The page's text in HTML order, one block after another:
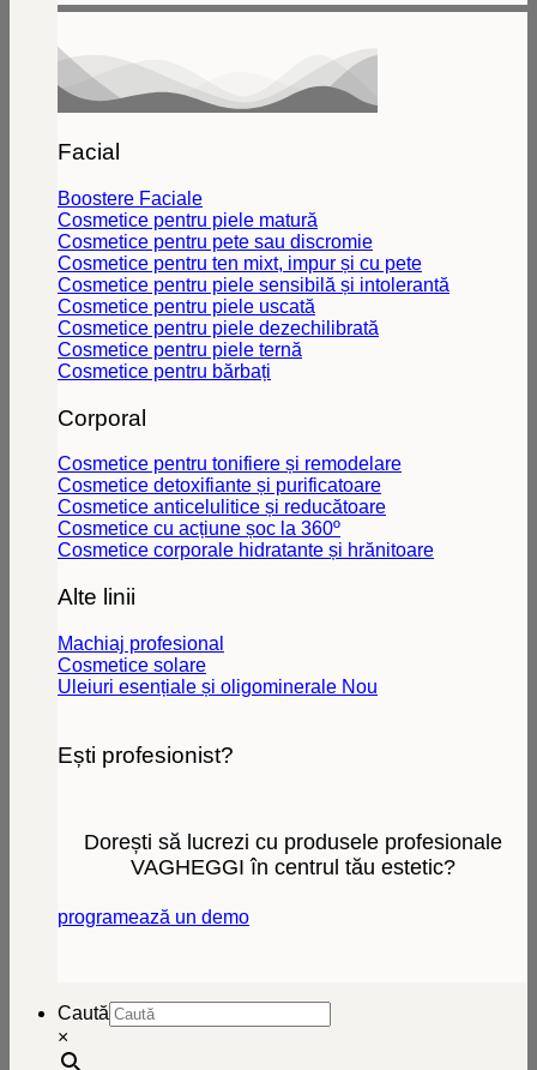
Facial
Boostere Faciale
Cosmetice pentru piele matură
Cosmetice pentru pete sau discromie
Cosmetice pentru ten mixt, impur și cu pete
Cosmetice pentru piele sensibilă și intolerantă
Cosmetice pentru piele uscată
Cosmetice pentru piele dezechilibrată
Cosmetice pentru piele ternă
Cosmetice pentru bărbați
Corporal
Cosmetice pentru tonifiere și remodelare
Cosmetice detoxifiante și purificatoare
Cosmetice anticelulitice și reducătoare
Cosmetice cu acțiune șoc la 360º
Cosmetice corporale hidratante și hrănitoare
Alte linii
Machiaj profesional
Cosmetice solare
Uleiuri esențiale și oligominerale
Ești profesionist?
Dorești să lucrezi cu produsele profesionale
VAGHEGGI în centrul tău estetic?
programează un demo
Caută
×